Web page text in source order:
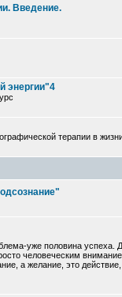
Введение.
энергии"4
терапии в
уже половина успеха.
человеческим
а желание, это